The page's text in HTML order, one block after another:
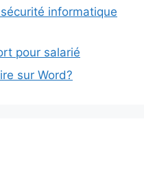
informatique
pour salarié
sur Word?